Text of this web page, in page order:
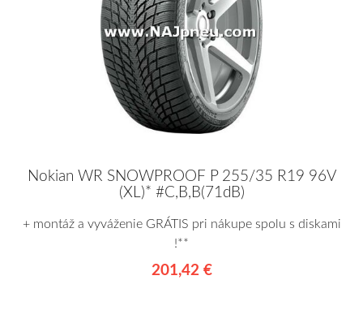
Nokian WR SNOWPROOF P 255/35 R19 96V
(XL)* #C,B,B(71dB)
+ montáž a vyváženie GRÁTIS pri nákupe spolu s diskami
!**
201,42 €